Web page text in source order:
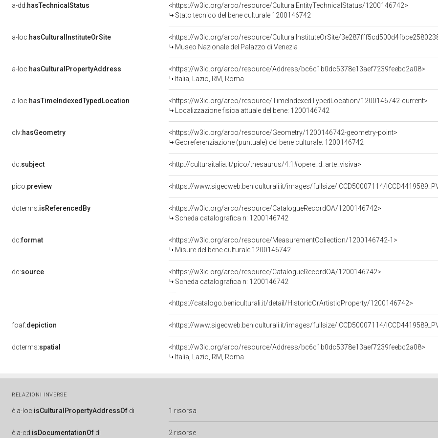
a-dd:hasTechnicalStatus
<https://w3id.org/arco/resource/CulturalEntityTechnicalStatus/1200146742>
Stato tecnico del bene culturale 1200146742
a-loc:hasCulturalInstituteOrSite
<https://w3id.org/arco/resource/CulturalInstituteOrSite/
Museo Nazionale del Palazzo di Venezia
a-loc:hasCulturalPropertyAddress
<https://w3id.org/arco/resource/Address/bc6c1b0dc5378e13aef7239feebc2a08>
Italia, Lazio, RM, Roma
a-loc:hasTimeIndexedTypedLocation
<https://w3id.org/arco/resource/TimeIndexedTypedLocation/1200146742-current>
Localizzazione fisica attuale del bene: 1200146742
clv:hasGeometry
<https://w3id.org/arco/resource/Geometry/1200146742-geometry-point>
Georeferenziazione (puntuale) del bene culturale: 1200146742
dc:subject <http://culturaitalia.it/pico/thesaurus/4.1#opere_d_arte_visiva>
pico:preview <https://www.sigecweb.beniculturali.it/images/fullsize/ICCD50007114/
dcterms:isReferencedBy
<https://w3id.org/arco/resource/CatalogueRecordOA/1200146742>
Scheda catalografica n: 1200146742
dc:format
<https://w3id.org/arco/resource/MeasurementCollection/1200146742-1>
Misure del bene culturale 1200146742
dc:source
<https://w3id.org/arco/resource/CatalogueRecordOA/1200146742>
Scheda catalografica n: 1200146742
<https://catalogo.beniculturali.it/detail/HistoricOrArtisticProperty/1200146742>
foaf:depiction <https://www.sigecweb.beniculturali.it/images/fullsize/ICCD50007114/
dcterms:spatial
<https://w3id.org/arco/resource/Address/bc6c1b0dc5378e13aef7239feebc2a08>
Italia, Lazio, RM, Roma
RELAZIONI INVERSE
è a-loc:isCulturalPropertyAddressOf di 1 risorsa
è a-cd:isDocumentationOf di 2 risorse